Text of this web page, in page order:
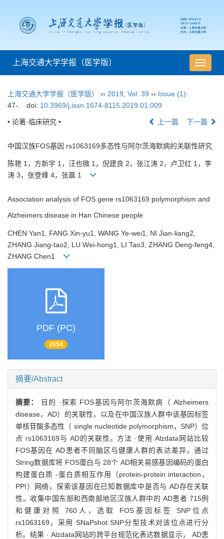
导
航
上海交通大学学报（医学版）
上海交通大学学报（医学版） ›› 2019 Vol. 39 ›› Issue (1):
47-.
doi: 10.3969/j.issn.1674-8115.2019.01.009
• 论著·临床研究 • 上一篇 下一篇
中国汉族FOS基因 rs1063169多态性与阿尔茨海默病的关联性研究
陈艳 1，方新宇 1，汪也微 1，倪建良 2，张江涛 2，卢卫红 1，李
涛 3，张登峰 4，张晨 1
Association analysis of FOS gene rs1063169 polymorphism and
Alzheimers disease in Han Chinese people
CHEN Yan1, FANG Xin-yu1, WANG Ye-wei1, NI Jian-liang2,
ZHANG Jiang-tao2, LU Wei-hong1, LI Tao3, ZHANG Deng-feng4,
ZHANG Chen1
PDF (PC)
2054
摘要/Abstract
摘要：
目的 ·探索 FOS基因与阿尔茨海默病（ Alzheimers
disease，AD）的关联性，以及在中国汉族人群中该基因标签
单核苷酸多态性（ single nucleotide polymorphism，SNP）位
点 rs1063169与 AD的关联性。方法 ·使用 Alzdata网站比较
FOS基因在 AD患者不同脑区与健康人群的表达差异，通过
String数据库将 FOS蛋白与 28个 AD相关易感基因编码的蛋白
构建蛋白质 -蛋白质相互作用（protein-protein interaction，
PPI）网络，探索该基因在已知数据库中是否与 AD存在关联
性。收集中国东部和西南部地区汉族人群中的 AD患者 715例
和健康对照 760人，选取 FOS基因标签 SNP位点
rs1063169，采用 SNaPshot SNP分型技术对该位点进行分
析。结果 · Alzdata网站的跨平台规范化表达数据显示， AD患